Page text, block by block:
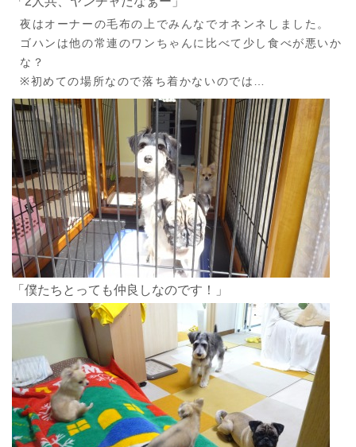
夜はオーナーの毛布の上でみんなでオネンネしました。
ゴハンは他の常連のワンちゃんに比べて少し食べが悪いか
な？
※初めての場所なので落ち着かないのでは…
「僕たちとっても仲良しなのです！」